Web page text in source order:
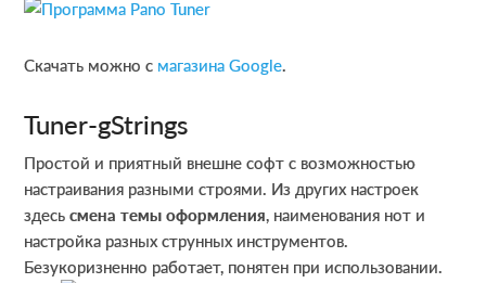
Скачать можно с магазина Google.
Tuner-gStrings
Простой и приятный внешне софт с возможностью
настраивания разными строями. Из других настроек
здесьсмена темы оформления, наименования нот и
настройка разных струнных инструментов.
Безукоризненно работает, понятен при использовании.